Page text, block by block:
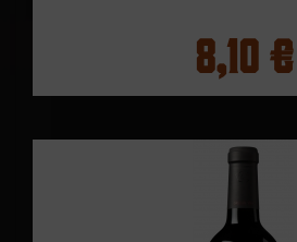
8,10 €